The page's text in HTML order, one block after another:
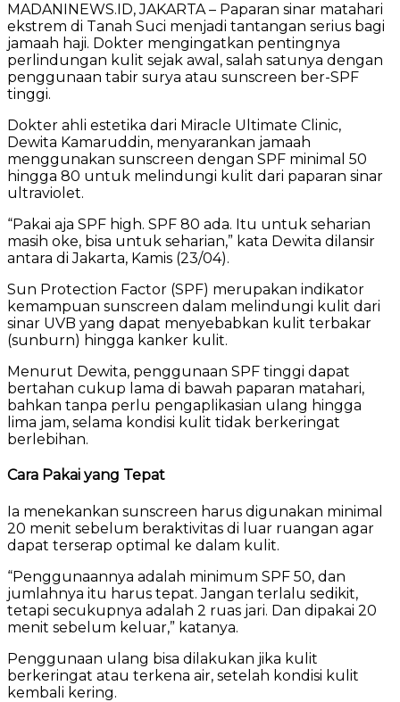
MADANINEWS.ID, JAKARTA – Paparan sinar matahari
ekstrem di Tanah Suci menjadi tantangan serius bagi
jamaah haji. Dokter mengingatkan pentingnya
perlindungan kulit sejak awal, salah satunya dengan
penggunaan tabir surya atau sunscreen ber-SPF
tinggi.
Dokter ahli estetika dari Miracle Ultimate Clinic,
Dewita Kamaruddin, menyarankan jamaah
menggunakan sunscreen dengan SPF minimal 50
hingga 80 untuk melindungi kulit dari paparan sinar
ultraviolet.
“Pakai aja SPF high. SPF 80 ada. Itu untuk seharian
masih oke, bisa untuk seharian,” kata Dewita dilansir
antara di Jakarta, Kamis (23/04).
Sun Protection Factor (SPF) merupakan indikator
kemampuan sunscreen dalam melindungi kulit dari
sinar UVB yang dapat menyebabkan kulit terbakar
(sunburn) hingga kanker kulit.
Menurut Dewita, penggunaan SPF tinggi dapat
bertahan cukup lama di bawah paparan matahari,
bahkan tanpa perlu pengaplikasian ulang hingga
lima jam, selama kondisi kulit tidak berkeringat
berlebihan.
Cara Pakai yang Tepat
Ia menekankan sunscreen harus digunakan minimal
20 menit sebelum beraktivitas di luar ruangan agar
dapat terserap optimal ke dalam kulit.
“Penggunaannya adalah minimum SPF 50, dan
jumlahnya itu harus tepat. Jangan terlalu sedikit,
tetapi secukupnya adalah 2 ruas jari. Dan dipakai 20
menit sebelum keluar,” katanya.
Penggunaan ulang bisa dilakukan jika kulit
berkeringat atau terkena air, setelah kondisi kulit
kembali kering.